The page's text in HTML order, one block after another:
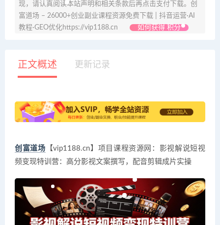
现，请认真阅读本站声明和相关条款后再点击支付下载。创
富道场 – 26000+创业副业课程资源免费下载 | 抖音运营·AI
教程·GEO优化https://vip1188.cn
如何获得 积分
正文概述 更新记录
创富道场 【vip1188.cn】项目课程资源网：影视解说短视
频变现特训营：高分影视文案撰写，配音剪辑成片实操